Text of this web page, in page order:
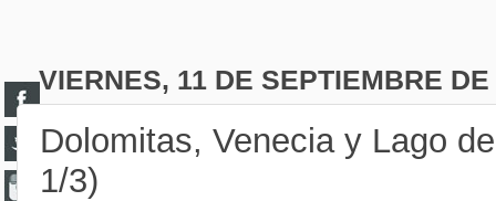
VIERNES, 11 DE SEPTIEMBRE DE
Dolomitas, Venecia y Lago
1/3)